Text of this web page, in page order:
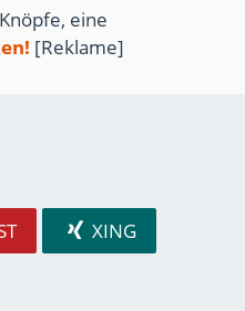
eine
[Reklame]
XING